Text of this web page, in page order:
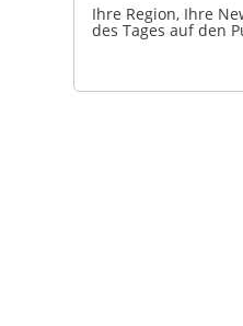
Ihre Region, Ihre
des Tages auf den